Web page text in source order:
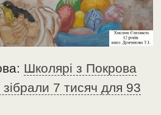
Школярі з Покрова
зібрали 7 тисяч для 93